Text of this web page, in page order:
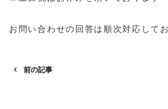
お問い合わせの回答は順次対応して
前の記事